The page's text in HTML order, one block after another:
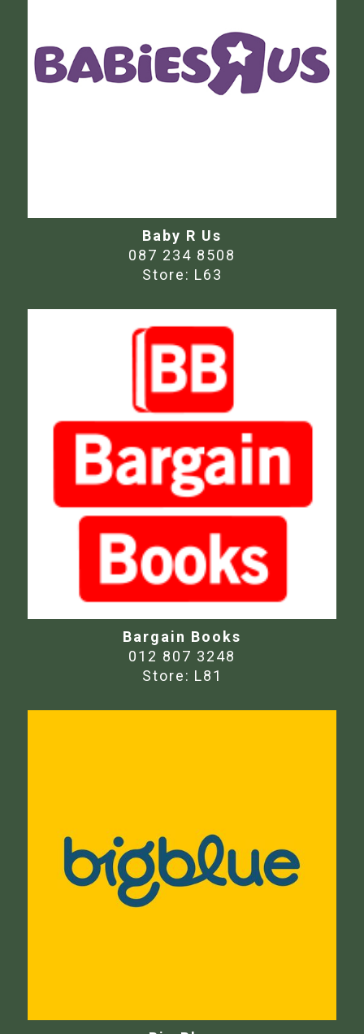
Baby R Us
087 234 8508
Store: L63
Bargain Books
012 807 3248
Store: L81